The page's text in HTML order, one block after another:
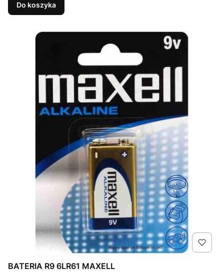
Do koszyka
BATERIA R9 6LR61 MAXELL